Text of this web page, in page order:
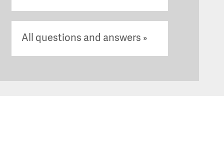
All questions and answers